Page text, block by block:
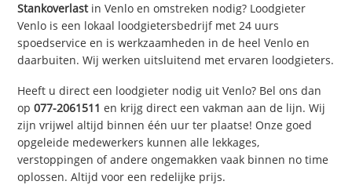
Stankoverlastin Venlo en omstreken nodig? Loodgieter
Venlo is een lokaal loodgietersbedrijf met 24 uurs
spoedservice en is werkzaamheden in de heel Venlo en
daarbuiten. Wij werken uitsluitend met ervaren loodgieters.
Heeft u direct een loodgieter nodig uit Venlo? Bel ons dan
op077-2061511 en krijg direct een vakman aan de lijn. Wij
zijn vrijwel altijd binnen één uur ter plaatse! Onze goed
opgeleide medewerkers kunnen alle lekkages,
verstoppingen of andere ongemakken vaak binnen no time
oplossen. Altijd voor een redelijke prijs.